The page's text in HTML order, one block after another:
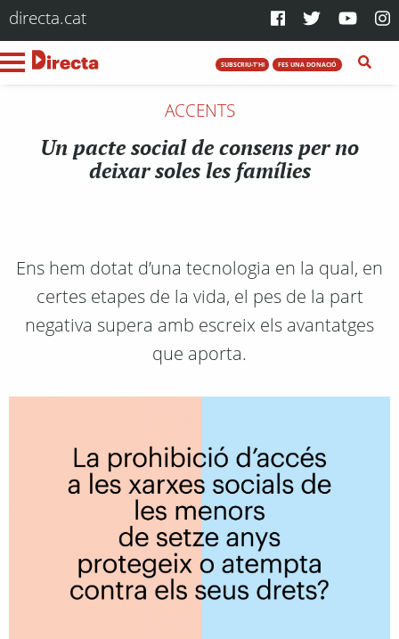
directa.cat
SUBSCRIU-T'HI FES UNA DONACIÓ
ACCENTS
Un pacte social de consens per no
deixar soles les famílies
Ens hem dotat d’una tecnologia en la qual, en
certes etapes de la vida, el pes de la part
negativa supera amb escreix els avantatges
que aporta.